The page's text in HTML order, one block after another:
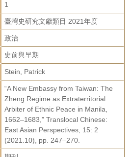
1
臺灣史研究文獻類目 2021年度
政治
史前與早期
Stein, Patrick
“A New Embassy from Taiwan: The
Zheng Regime as Extraterritorial
Arbiter of Ethnic Peace in Manila,
1662–1683,” Translocal Chinese:
East Asian Perspectives, 15: 2
(2021.10), pp. 247–270.